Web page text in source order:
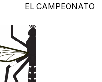
EL CAMPEONATO